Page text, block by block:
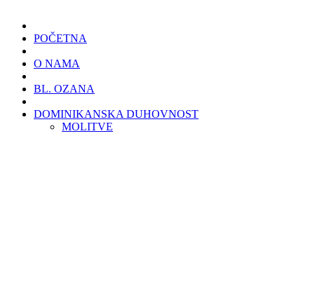
POČETNA
O NAMA
BL. OZANA
DOMINIKANSKA DUHOVNOST
MOLITVE